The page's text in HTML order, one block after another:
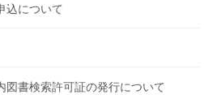
込について
図書検索許可証の発行について